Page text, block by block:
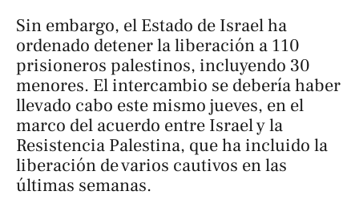
Sin embargo, el Estado de Israel ha
ordenado detener la liberación a 110
prisioneros palestinos, incluyendo 30
menores. El intercambio se debería haber
llevado cabo este mismo jueves, en el
marco del acuerdo entre Israel y la
Resistencia Palestina, que ha incluido la
liberación de varios cautivos en las
últimas semanas.